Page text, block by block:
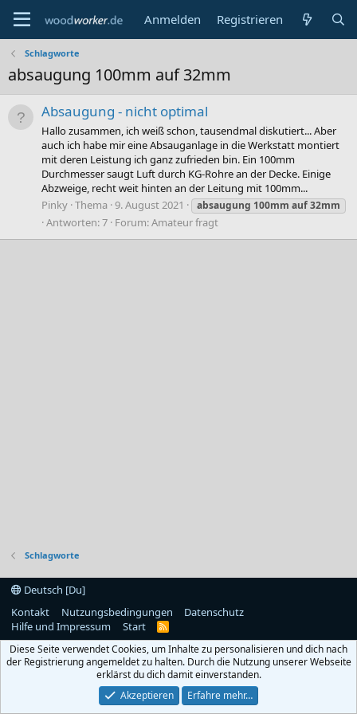
Anmelden Registrieren
Schlagworte
absaugung 100mm auf 32mm
Absaugung - nicht optimal
Hallo zusammen, ich weiß schon, tausendmal diskutiert... Aber
auch ich habe mir eine Absauganlage in die Werkstatt montiert
mit deren Leistung ich ganz zufrieden bin. Ein 100mm
Durchmesser saugt Luft durch KG-Rohre an der Decke. Einige
Abzweige, recht weit hinten an der Leitung mit 100mm...
Pinky Thema 9. August 2021 absaugung 100mm auf32mm
Antworten: 7 Forum:Amateur fragt
Schlagworte
Deutsch [Du]
Kontakt
Nutzungsbedingungen
Datenschutz
Hilfe und Impressum
Start
R
S
Diese Seite verwendet Cookies, um Inhalte zu personalisieren und dich nach
der Registrierung angemeldet zu halten. Durch die Nutzung unserer Webseite
erklärst du dich damit einverstanden.
Akzeptieren
Erfahre mehr…